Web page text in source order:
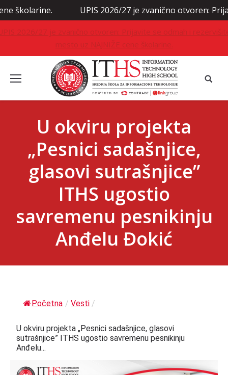
UPIS 2026/27 je zvanično otvoren: Prijavite se
2026/27 je zvanično otvoren: Prijavite se odmah i
mesto uz NAJNIŽE cene školarine.
U okviru projekta
„Pesnici sadašnjice,
glasovi sutrašnjice”
ITHS ugostio
savremenu pesnikinju
Anđelu Đokić
Početna / Vesti /
U okviru projekta „Pesnici sadašnjice, glasovi
sutrašnjice” ITHS ugostio savremenu pesnikinju
Anđelu...